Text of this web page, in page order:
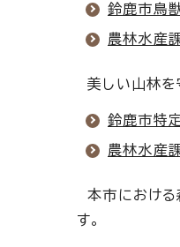
鈴鹿市鳥
農林水産
美しい山林を
鈴鹿市特
農林水産
本市における
す。